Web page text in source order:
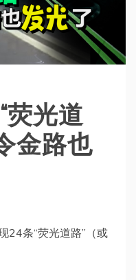
荧光道
金路也
24条“荧光道路”（或